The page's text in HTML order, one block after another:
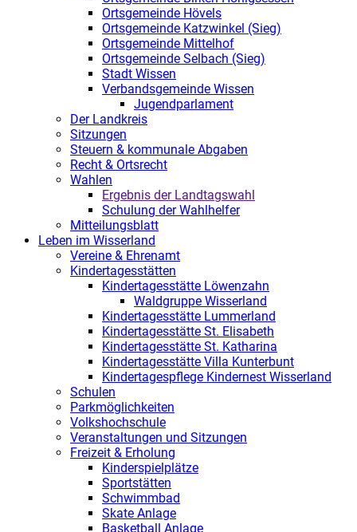
Ortsgemeinde Hövels
Ortsgemeinde Katzwinkel (Sieg)
Ortsgemeinde Mittelhof
Ortsgemeinde Selbach (Sieg)
Stadt Wissen
Verbandsgemeinde Wissen
Jugendparlament
Der Landkreis
Sitzungen
Steuern & kommunale Abgaben
Recht & Ortsrecht
Wahlen
Ergebnis der Landtagswahl
Schulung der Wahlhelfer
Mitteilungsblatt
Leben im Wisserland
Vereine & Ehrenamt
Kindertagesstätten
Kindertagesstätte Löwenzahn
Waldgruppe Wisserland
Kindertagesstätte Lummerland
Kindertagesstätte St. Elisabeth
Kindertagesstätte St. Katharina
Kindertagesstätte Villa Kunterbunt
Kindertagespflege Kindernest Wisserland
Schulen
Parkmöglichkeiten
Volkshochschule
Veranstaltungen und Sitzungen
Freizeit & Erholung
Kinderspielplätze
Sportstätten
Schwimmbad
Skate Anlage
Basketball Anlage